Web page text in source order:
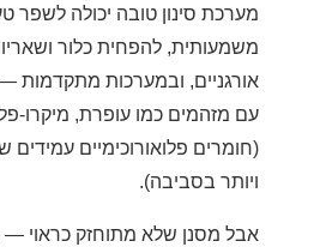
מערכת סינון טובה יכולה לשפר
משמעותית, להפחית כלור
אורגניים, ובמערכות מתקדמות
(חומרים פלואורוכימיים עמידים
ויותר בסביבה).
אבל מסנן שלא מתוחזק כראוי